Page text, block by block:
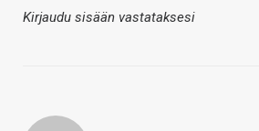
Kirjaudu sisään vastataksesi